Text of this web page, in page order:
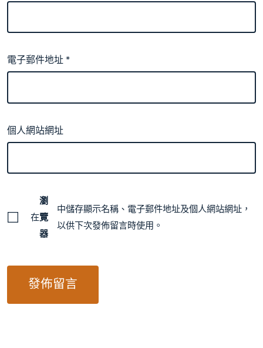
電子郵件地址*
個人網站網址
在
瀏
覽
器
中儲存顯示名稱、電子郵件地址及個人網站網址，
以供下次發佈留言時使用。